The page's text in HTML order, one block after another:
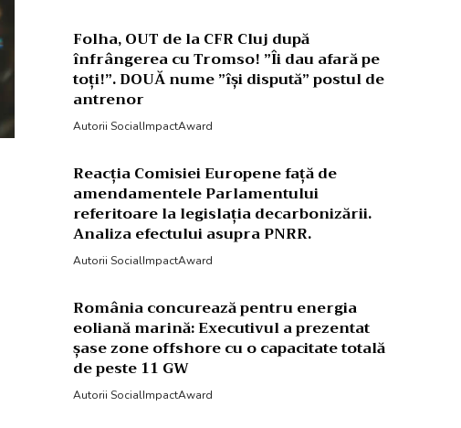
Folha, OUT de la CFR Cluj după
înfrângerea cu Tromso! ”Îi dau afară pe
toți!”. DOUĂ nume ”își dispută” postul de
antrenor
Autorii SocialImpactAward
Reacția Comisiei Europene față de
amendamentele Parlamentului
referitoare la legislația decarbonizării.
Analiza efectului asupra PNRR.
Autorii SocialImpactAward
România concurează pentru energia
eoliană marină: Executivul a prezentat
șase zone offshore cu o capacitate totală
de peste 11 GW
Autorii SocialImpactAward